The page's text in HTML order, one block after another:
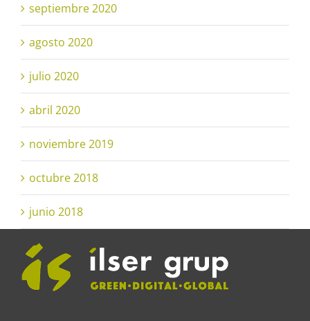
septiembre 2020
agosto 2020
julio 2020
abril 2020
noviembre 2019
octubre 2018
junio 2018